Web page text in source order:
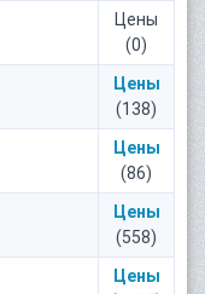
Цены
(0)
Цены
(138)
Цены
(86)
Цены
(558)
Цены